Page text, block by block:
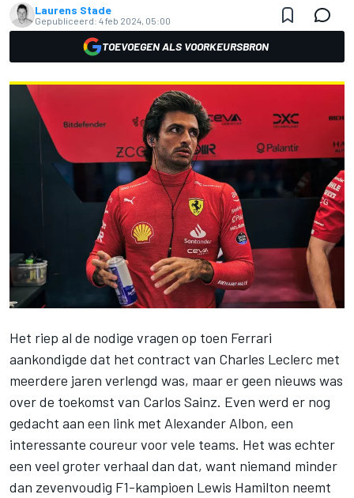
Laurens Stade
Gepubliceerd: 4 feb 2024, 05:00
TOEVOEGEN ALS VOORKEURSBRON
Het riep al de nodige vragen op toen Ferrari
aankondigde dat het contract van Charles Leclerc met
meerdere jaren verlengd was, maar er geen nieuws was
over de toekomst van Carlos Sainz. Even werd er nog
gedacht aan een link met Alexander Albon, een
interessante coureur voor vele teams. Het was echter
een veel groter verhaal dan dat, want niemand minder
dan zevenvoudig F1-kampioen Lewis Hamilton neemt